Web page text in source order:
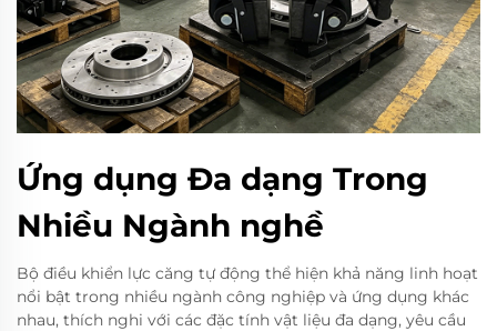
Ứng dụng Đa dạng Trong
Nhiều Ngành nghề
Bộ điều khiển lực căng tự động thể hiện khả năng linh hoạt
nổi bật trong nhiều ngành công nghiệp và ứng dụng khác
nhau, thích nghi với các đặc tính vật liệu đa dạng, yêu cầu